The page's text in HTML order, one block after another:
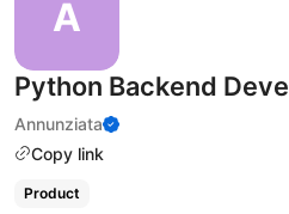
Python Backend
Annunziata
Copy link
Product